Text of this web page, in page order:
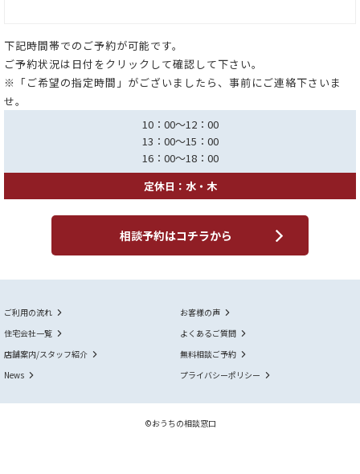
下記時間帯でのご予約が可能です。
ご予約状況は日付をクリックして確認して下さい。
※「ご希望の指定時間」がございましたら、事前にご連絡下さいま
せ。
10：00～12：00
13：00～15：00
16：00～18：00
定休日：水・木
相談予約はコチラから
ご利用の流れ
お客様の声
住宅会社一覧
よくあるご質問
店舗案内/スタッフ紹介
無料相談ご予約
News
プライバシーポリシー
©おうちの相談窓口